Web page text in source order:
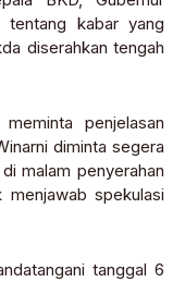
tentang kabar yang
diserahkan tengah
penjelasan
diminta segera
malam penyerahan
spekulasi
tanggal 6